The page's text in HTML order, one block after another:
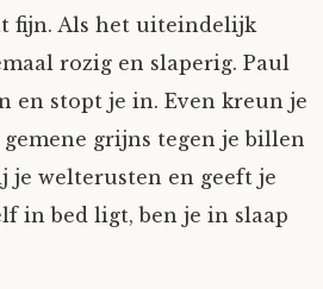
fijn. Als het uiteindelijk
rozig en slaperig. Paul
en stopt je in. Even kreun je
grijns tegen je billen
je welterusten en geeft je
in bed ligt, ben je in slaap